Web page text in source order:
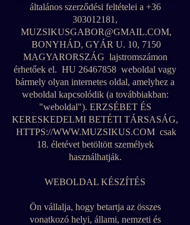
általános szerződési feltételei a +36
303012181 ,
MUZSIKUSGABOR@GMAIL.COM,
BONYHÁD, GYÁR U. 10, 7150
MAGYARORSZÁG lajstromszámon
érhetőek el. HU 26467858 weboldal vagy
bármely olyan internetes oldal, amelyhez a
weboldal kapcsolódik (a továbbiakban:
"weboldal"). ERZSÉBET ÉS
KERESKEDELMI BETÉTI TÁRSASÁG,
HTTPS://WWW.MUZSIKUS.COM csak
18. életévet betöltött személyek
használhatják.
WEBOLDAL KÉSZÍTÉS
Ön vállalja, hogy betartja az összes
vonatkozó helyi, állami, nemzeti és